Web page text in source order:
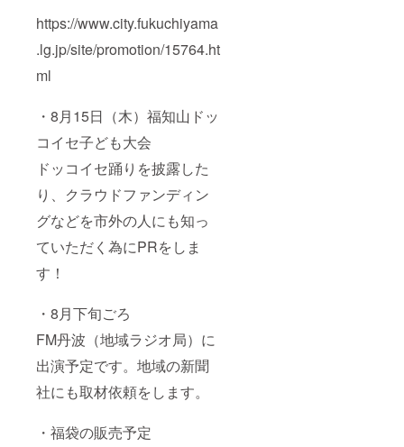
https://www.city.fukuchiyama
.lg.jp/site/promotion/15764.ht
ml
・8月15日（木）福知山ドッ
コイセ子ども大会
ドッコイセ踊りを披露した
り、クラウドファンディン
グなどを市外の人にも知っ
ていただく為にPRをしま
す！
・8月下旬ごろ
FM丹波（地域ラジオ局）に
出演予定です。地域の新聞
社にも取材依頼をします。
・福袋の販売予定